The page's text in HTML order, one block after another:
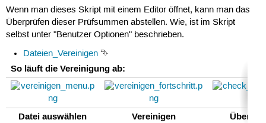
Wenn man dieses Skript mit einem Editor öffnet, kann man das
Überprüfen dieser Prüfsummen abstellen. Wie, ist im Skript
selbst unter "Benutzer Optionen" beschrieben.
Dateien_Vereinigen ⮷
So läuft die Vereinigung ab:
Datei auswählen Vereinigen